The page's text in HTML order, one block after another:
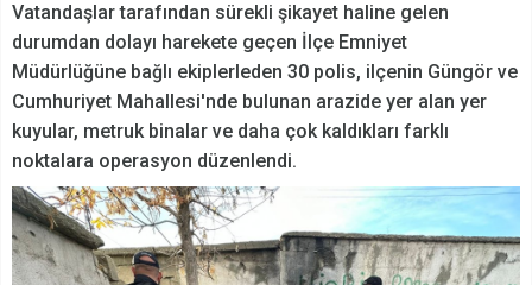
Vatandaşlar tarafından sürekli şikayet haline gelen
durumdan dolayı harekete geçen İlçe Emniyet
Müdürlüğüne bağlı ekiplerleden 30 polis, ilçenin Güngör ve
Cumhuriyet Mahallesi'nde bulunan arazide yer alan yer
kuyular, metruk binalar ve daha çok kaldıkları farklı
noktalara operasyon düzenlendi.